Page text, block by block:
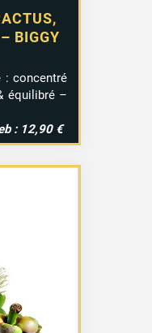
BIGGY
: concentré
équilibré –
: 12,90 €